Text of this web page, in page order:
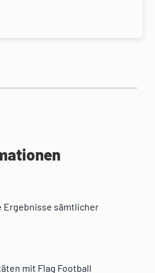
Ergebnisse sämtlicher
mit Flag Football